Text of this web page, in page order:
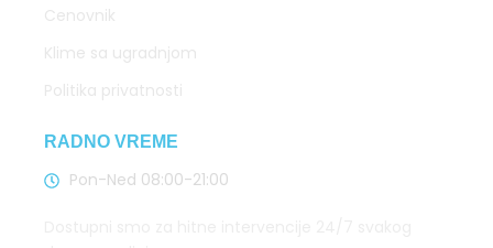
Cenovnik
Klime sa ugradnjom
Politika privatnosti
RADNO VREME
Pon-Ned 08:00-21:00